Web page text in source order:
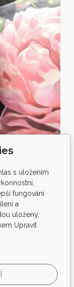
a nasávat
důvodu,
přirozeně najít
pocitem
pro každý den.
s uložením
fungování
a
uloženy,
Upravit